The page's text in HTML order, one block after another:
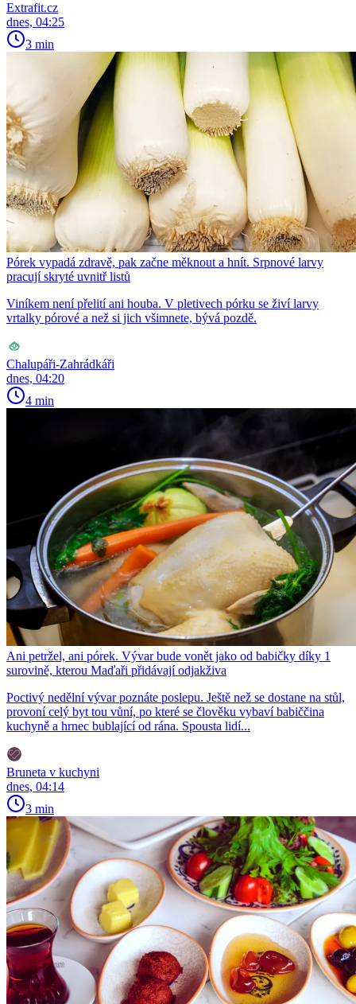
Extrafit.cz
dnes, 04:25
3 min
Pórek vypadá zdravě, pak začne měknout a hnít. Srpnové larvy
pracují skryté uvnitř listů
Viníkem není přelití ani houba. V pletivech pórku se živí larvy
vrtalky pórové a než si jich všimnete, bývá pozdě.
Chalupáři-Zahrádkáři
dnes, 04:20
4 min
Ani petržel, ani pórek. Vývar bude vonět jako od babičky díky 1
surovině, kterou Maďaři přidávají odjakživa
Poctivý nedělní vývar poznáte poslepu. Ještě než se dostane na stůl,
provoní celý byt tou vůní, po které se člověku vybaví babiččina
kuchyně a hrnec bublající od rána. Spousta lidí...
Bruneta v kuchyni
dnes, 04:14
3 min